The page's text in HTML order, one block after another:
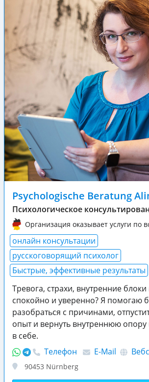
Psychologische Beratung
Психологическое
Организация оказывает услуги по
онлайн консультации
русскоговорящий психолог
Быстрые, эффективные результаты
Тревога, страхи, внутренние
спокойно и уверенно? Я помогаю
разобраться с причинами,
опыт и вернуть внутреннюю опору
в себе.
Телефон
E-Mail
90453 Nürnberg